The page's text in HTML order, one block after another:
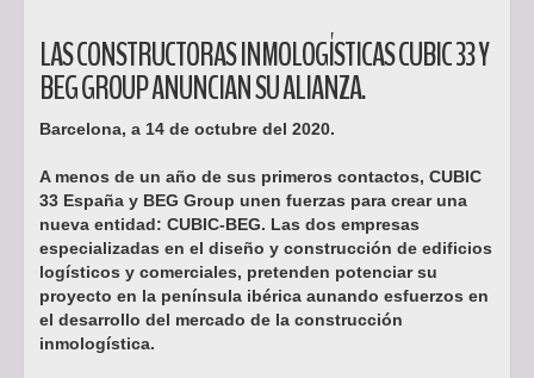
LAS CONSTRUCTORAS INMOLOGÍSTICAS CUBIC 33 Y
BEG GROUP ANUNCIAN SU ALIANZA.
Barcelona, a 14 de octubre del 2020.
A menos de un año de sus primeros contactos, CUBIC
33 España y BEG Group unen fuerzas para crear una
nueva entidad: CUBIC-BEG. Las dos empresas
especializadas en el diseño y construcción de edificios
logísticos y comerciales, pretenden potenciar su
proyecto en la península ibérica aunando esfuerzos en
el desarrollo del mercado de la construcción
inmologística.